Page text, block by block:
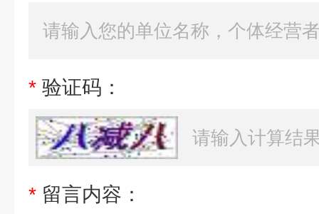
* 验证码：
* 留言内容：